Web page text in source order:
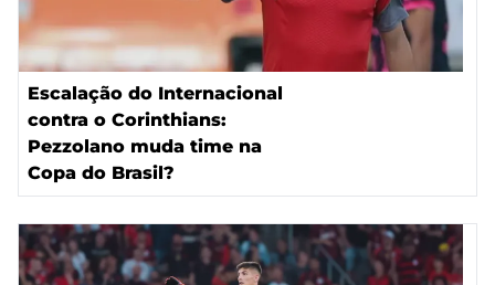
Escalação do Internacional
contra o Corinthians:
Pezzolano muda time na
Copa do Brasil?